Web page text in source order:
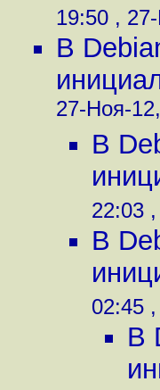
19:50 ,
В
27-Ноя-
В
22:03
В
02:45
В